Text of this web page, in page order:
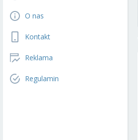
O nas
Kontakt
Reklama
Regulamin